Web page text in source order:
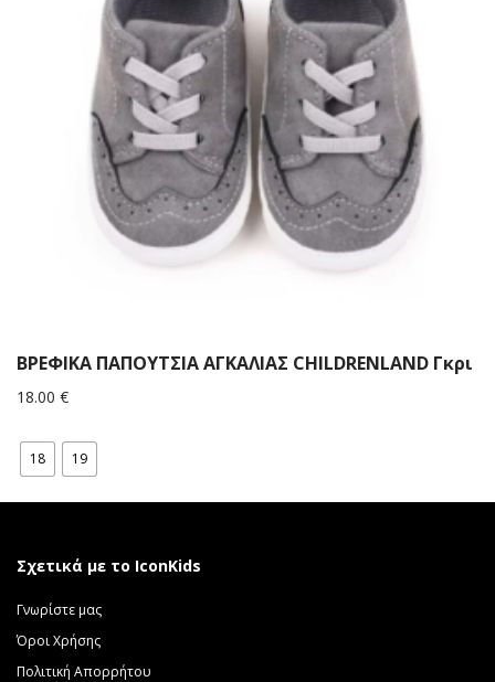
ΒΡΕΦΙΚΑ ΠΑΠΟΥΤΣΙΑ ΑΓΚΑΛΙΑΣ CHILDRENLAND Γκρι
18.00 €
18 19
Σχετικά με το IconKids
Γνωρίστε μας
Όροι Χρήσης
Πολιτική Απορρήτου